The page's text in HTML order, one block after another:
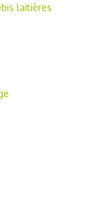
laitières